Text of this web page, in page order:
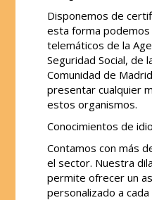
Disponemos de
esta forma
telemáticos de la
Seguridad Social, de
Comunidad de
presentar cualquier
estos organismos.
Conocimientos de
Contamos con más
el sector. Nuestra
permite ofrecer un
personalizado a cada